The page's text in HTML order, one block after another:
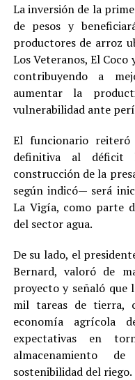
La inversión de la
de pesos y
productores de arroz
Los Veteranos, El Coco
contribuyendo a
aumentar la
vulnerabilidad ante
El funcionario
definitiva al déficit
construcción de la
según indicó— será
La Vigía, como parte
del sector agua.
De su lado, el
Bernard, valoró de
proyecto y señaló
mil tareas de tierra,
economía agrícola
expectativas en
almacenamiento
sostenibilidad del riego.